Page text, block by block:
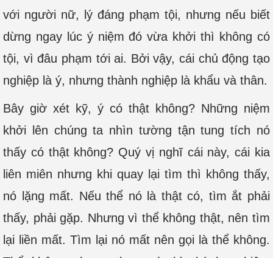
với người nữ, lý đáng phạm tội, nhưng nếu biết
dừng ngay lúc ý niệm đó vừa khởi thì không có
tội, vì đâu phạm tới ai. Bởi vậy, cái chủ động tạo
nghiệp là ý, nhưng thành nghiệp là khẩu và thân.
Bây giờ xét kỹ, ý có thật không? Những niệm
khởi lên chúng ta nhìn tường tận tung tích nó
thấy có thật không? Quý vị nghĩ cái này, cái kia
liên miên nhưng khi quay lại tìm thì không thấy,
nó lặng mất. Nếu thể nó là thật có, tìm ắt phải
thấy, phải gặp. Nhưng vì thể không thật, nên tìm
lại liền mất. Tìm lại nó mất nên gọi là thể không.